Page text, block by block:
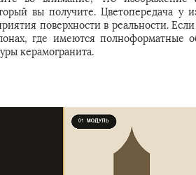
вы получите. Цветопередача у
поверхности в реальности.
где имеются полноформатные
керамогранита.